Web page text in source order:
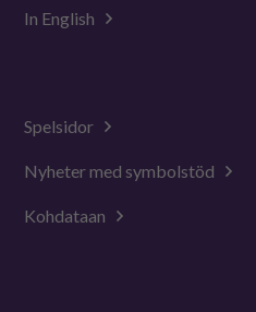
In English
Spelsidor
Nyheter med symbolstöd
Kohdataan